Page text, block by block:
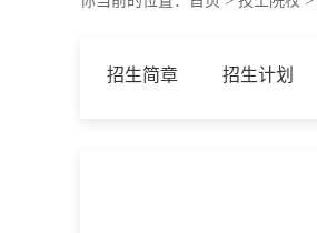
招生简章 招生计划